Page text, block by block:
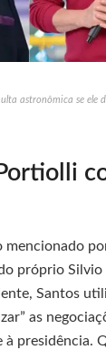
astronômica se ele
mencionado
próprio Silvio
Santos
as
à presidência.